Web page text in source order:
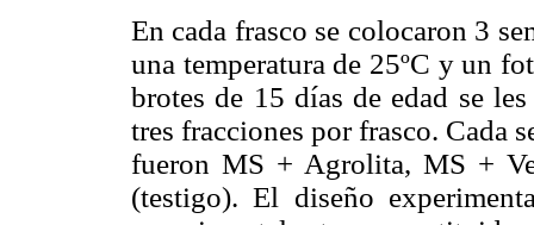
En cada frasco se colocaron 3
una temperatura de 25ºC y un
brotes de 15 días de edad se
tres fracciones por frasco. Cada
fueron MS + Agrolita, MS +
(testigo). El diseño